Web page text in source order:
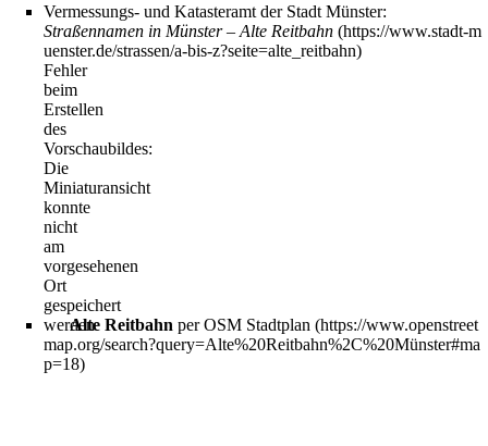
Vermessungs- und Katasteramt der Stadt Münster:
Straßennamen in Münster – Alte Reitbahn
Fehler
beim
Erstellen
des
Vorschaubildes:
Die
Miniaturansicht
konnte
nicht
am
vorgesehenen
Ort
gespeichert
werdenAlte Reitbahn per OSM Stadtplan